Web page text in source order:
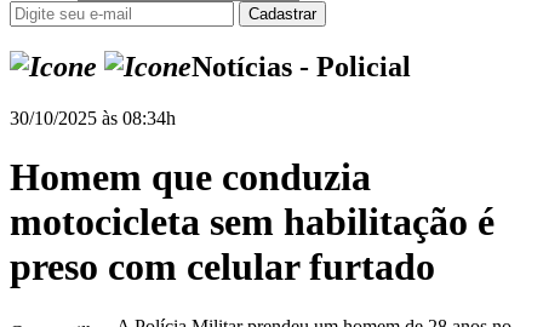
Notícias - Policial
30/10/2025 às 08:34h
Homem que conduzia
motocicleta sem habilitação é
preso com celular furtado